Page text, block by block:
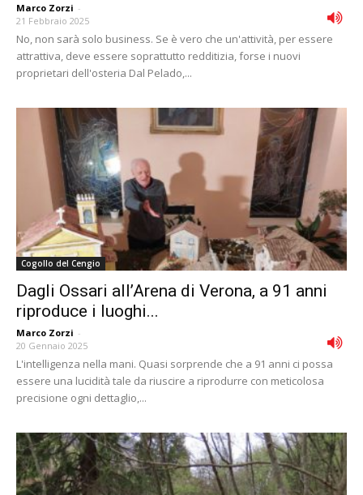
Marco Zorzi -
21 Febbraio 2025
No, non sarà solo business. Se è vero che un'attività, per essere
attrattiva, deve essere soprattutto redditizia, forse i nuovi
proprietari dell'osteria Dal Pelado,...
Cogollo del Cengio
Dagli Ossari all’Arena di Verona, a 91 anni
riproduce i luoghi...
Marco Zorzi -
20 Gennaio 2025
L'intelligenza nella mani. Quasi sorprende che a 91 anni ci possa
essere una lucidità tale da riuscire a riprodurre con meticolosa
precisione ogni dettaglio,...